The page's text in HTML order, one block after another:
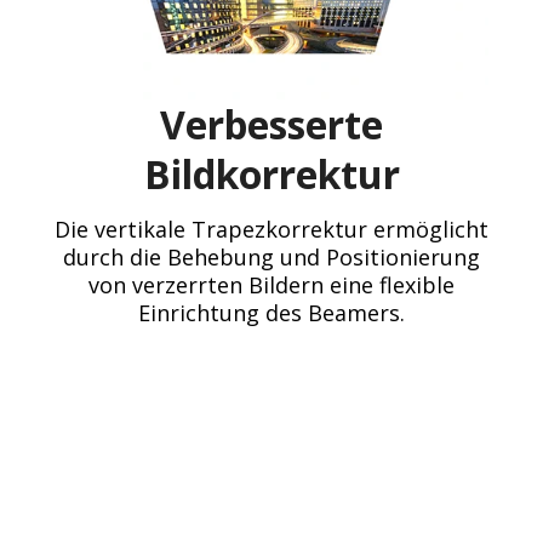
Verbesserte
Bildkorrektur
Die vertikale Trapezkorrektur ermöglicht
durch die Behebung und Positionierung
von verzerrten Bildern eine flexible
Einrichtung des Beamers.